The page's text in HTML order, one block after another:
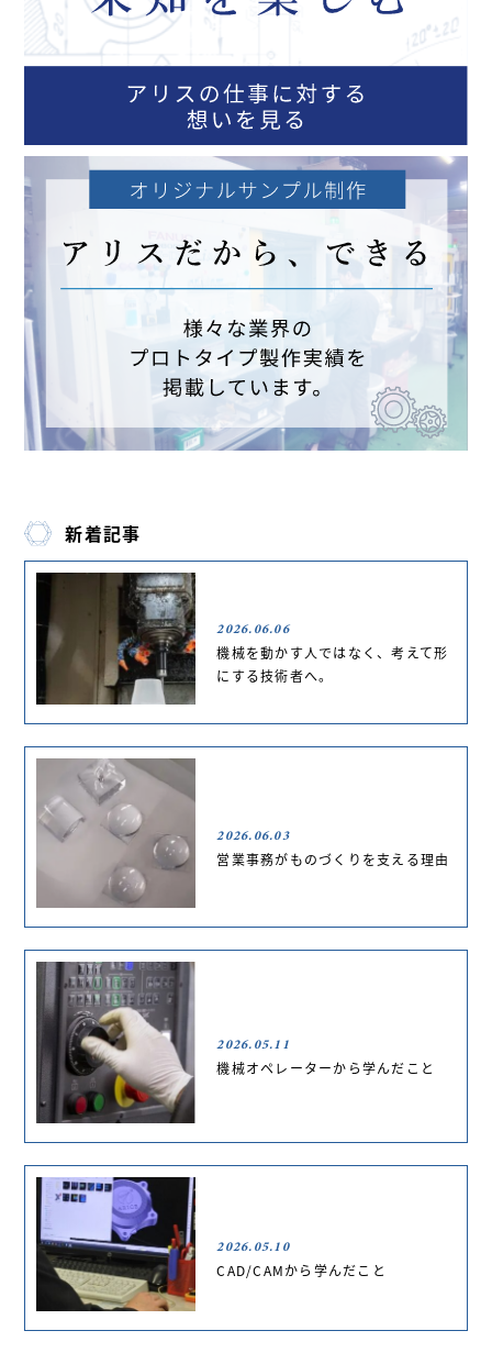
新着記事
2026.06.06
機械を動かす人ではなく、考えて形
にする技術者へ。
2026.06.03
営業事務がものづくりを支える理由
2026.05.11
機械オペレーターから学んだこと
2026.05.10
CAD/CAMから学んだこと